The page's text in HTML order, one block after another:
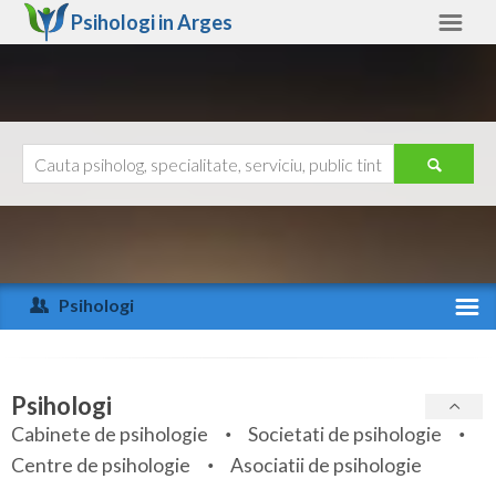
Psihologi inArges
Arad
Arges
Bihor
Bistrita-Nasaud
Ajutor
Psihologi
Specialitati
Servicii
Psihologi
Cabinete de psihologie
Societati de psihologie
Centre de psihologie
Asociatii de psihologie